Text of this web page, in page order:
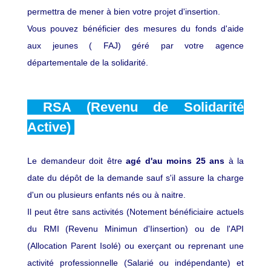
permettra de mener à bien votre projet d'insertion.
Vous pouvez bénéficier des mesures du fonds d'aide
aux jeunes ( FAJ) géré par votre agence
départementale de la solidarité.
RSA (Revenu de Solidarité
Active)
Le demandeur doit être agé d'au moins 25 ans à la
date du dépôt de la demande sauf s'il assure la charge
d'un ou plusieurs enfants nés ou à naitre.
Il peut être sans activités (Notement bénéficiaire actuels
du RMI (Revenu Minimun d'Iinsertion) ou de l'API
(Allocation Parent Isolé) ou exerçant ou reprenant une
activité professionnelle (Salarié ou indépendante) et